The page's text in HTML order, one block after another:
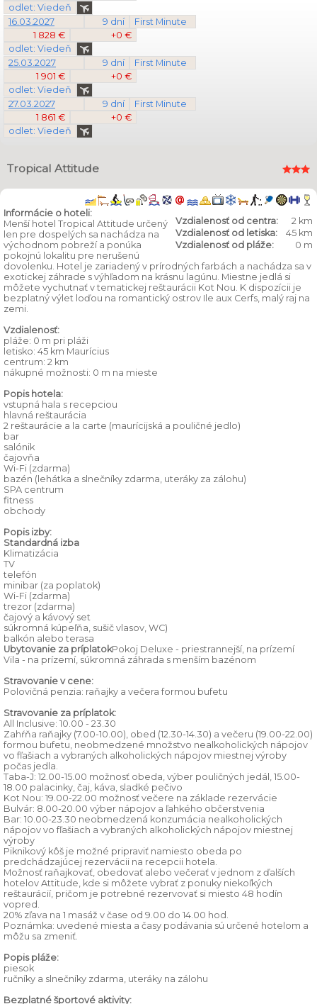
odlet: Viedeň
16.03.2027
9 dní
First Minute
1 828 €
+0 €
odlet: Viedeň
25.03.2027
9 dní
First Minute
1 901 €
+0 €
odlet: Viedeň
27.03.2027
9 dní
First Minute
1 861 €
+0 €
odlet: Viedeň
Tropical Attitude
Vzdialenosť od centra:
2 km
Vzdialenosť od letiska:
45 km
Vzdialenosť od pláže:
0 m
Informácie o hoteli:
Menší hotel Tropical Attitude určený
len pre dospelých sa nachádza na
východnom pobreží a ponúka
pokojnú lokalitu pre nerušenú
dovolenku. Hotel je zariadený v prírodných farbách a nachádza sa v
exotickej záhrade s výhľadom na krásnu lagúnu. Miestne jedlá si
môžete vychutnať v tematickej reštaurácii Kot Nou. K dispozícii je
bezplatný výlet loďou na romantický ostrov Ile aux Cerfs, malý raj na
zemi.
Vzdialenosť:
pláže: 0 m pri pláži
letisko: 45 km Maurícius
centrum: 2 km
nákupné možnosti: 0 m na mieste
Popis hotela:
vstupná hala s recepciou
hlavná reštaurácia
2 reštaurácie a la carte (maurícijská a pouličné jedlo)
bar
salónik
čajovňa
Wi-Fi (zdarma)
bazén (lehátka a slnečníky zdarma, uteráky za zálohu)
SPA centrum
fitness
obchody
Popis izby:
Standardná izba
Klimatizácia
TV
telefón
minibar (za poplatok)
Wi-Fi (zdarma)
trezor (zdarma)
čajový a kávový set
súkromná kúpeľňa, sušič vlasov, WC)
balkón alebo terasa
Ubytovanie za príplatokPokoj Deluxe - priestrannejší, na prízemí
Vila - na prízemí, súkromná záhrada s menším bazénom
Stravovanie v cene:
Polovičná penzia: raňajky a večera formou bufetu
Stravovanie za príplatok:
All Inclusive: 10.00 - 23.30
Zahŕňa raňajky (7.00-10.00), obed (12.30-14.30) a večeru (19.00-22.00)
formou bufetu, neobmedzené množstvo nealkoholických nápojov
vo fľašiach a vybraných alkoholických nápojov miestnej výroby
počas jedla.
Taba-J: 12.00-15.00 možnosť obeda, výber pouličných jedál, 15.00-
18.00 palacinky, čaj, káva, sladké pečivo
Kot Nou: 19.00-22.00 možnosť večere na základe rezervácie
Bulvár: 8.00-20.00 výber nápojov a ľahkého občerstvenia
Bar: 10.00-23.30 neobmedzená konzumácia nealkoholických
nápojov vo fľašiach a vybraných alkoholických nápojov miestnej
výroby
Piknikový kôš je možné pripraviť namiesto obeda po
predchádzajúcej rezervácii na recepcii hotela.
Možnosť raňajkovať, obedovať alebo večerať v jednom z ďalších
hotelov Attitude, kde si môžete vybrať z ponuky niekoľkých
reštaurácií, pričom je potrebné rezervovať si miesto 48 hodín
vopred.
20% zľava na 1 masáž v čase od 9.00 do 14.00 hod.
Poznámka: uvedené miesta a časy podávania sú určené hotelom a
môžu sa zmeniť.
Popis pláže:
piesok
ručníky a slnečníky zdarma, uteráky na zálohu
Bezplatné športové aktivity: